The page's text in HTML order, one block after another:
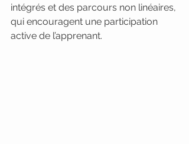
intégrés et des parcours non linéaires,
qui encouragent une participation
active de l’apprenant.